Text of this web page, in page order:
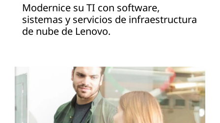
Modernice su TI con software,
sistemas y servicios de infraestructura
de nube de Lenovo.